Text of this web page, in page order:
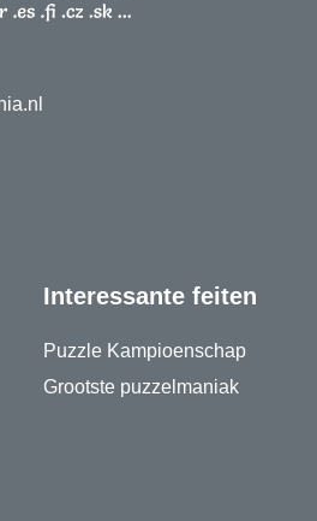
Interessante feiten
Puzzle Kampioenschap
Grootste puzzelmaniak